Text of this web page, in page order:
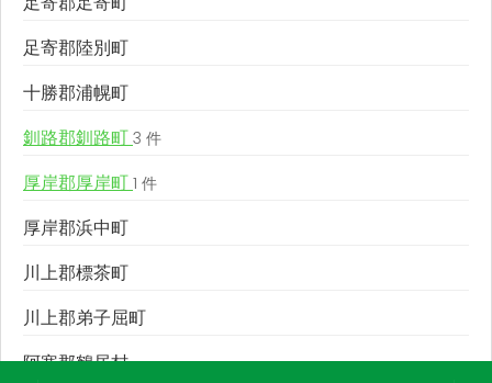
足寄郡陸別町
十勝郡浦幌町
釧路郡釧路町 3 件
厚岸郡厚岸町 1 件
厚岸郡浜中町
川上郡標茶町
川上郡弟子屈町
阿寒郡鶴居村